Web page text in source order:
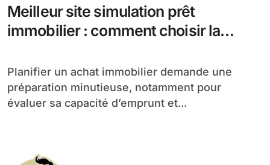
Meilleur site simulation prêt
immobilier : comment choisir la
Planifier un achat immobilier demande une
préparation minutieuse, notamment pour
évaluer sa capacité d’emprunt et...